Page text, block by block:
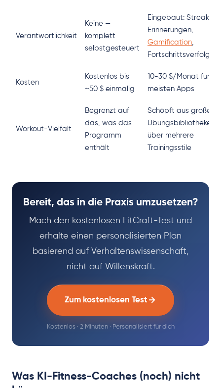
Verantwortlichkeit
Keine —
komplett
selbstgesteuert
Eingebaut: Streaks,
Erinnerungen,
Gamification
Kosten
Kostenlos bis
~50 $ einmalig
10-30 $/Monat für
meisten Apps
Workout-Vielfalt
Begrenzt auf
das, was das
Programm
enthält
Schöpft aus großen
Übungsbibliotheken
über mehrere
Trainingsstile
Bereit, das in die Praxis umzusetzen?
Mach den kostenlosen FitCraft-Test und
erhalte einen personalisierten Plan
basierend auf Verhaltenswissenschaft,
nicht auf Willenskraft.
Zum kostenlosen Test
Kostenlos · 2 Minuten · Personalisiert für dich
Was KI-Fitness-Coaches (noch) nicht